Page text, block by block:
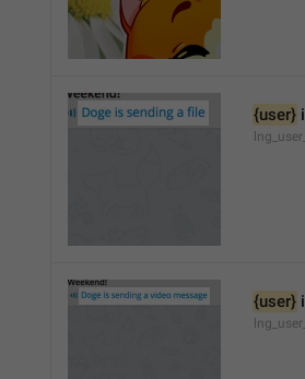
{user}
{user}